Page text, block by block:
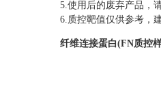
5.使用后的废弃产品，
6.质控靶值仅供参考，
纤维连接蛋白(FN质控